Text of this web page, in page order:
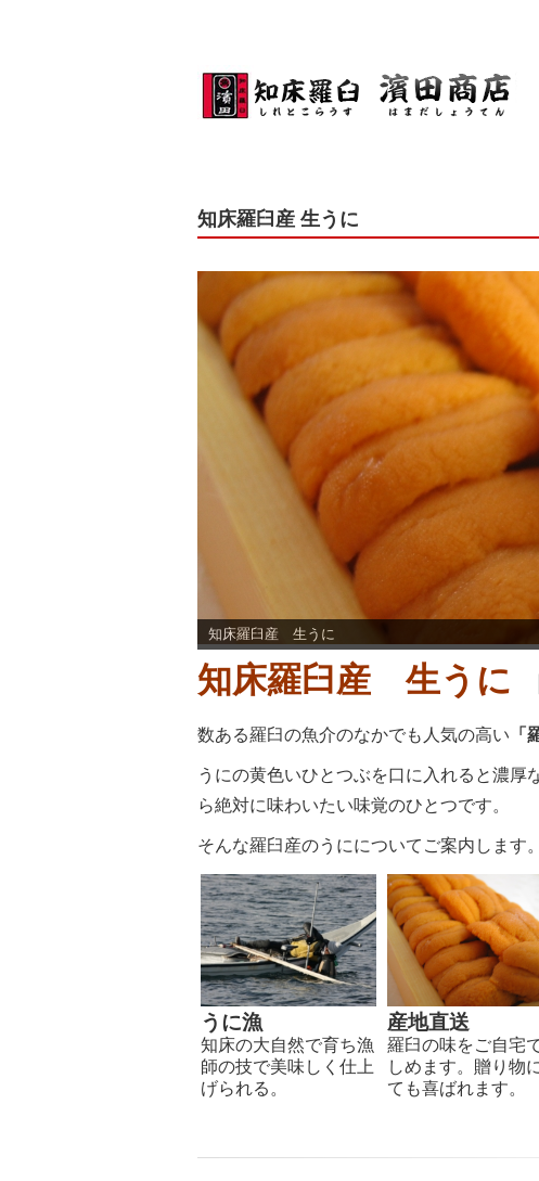
知床羅臼産 生うに
知床羅臼産 生うに
知床羅臼産 生うに
数ある羅臼の魚介のなかでも人気の高い 「
うにの黄色いひとつぶを口に入れると濃厚
ら絶対に味わいたい味覚のひとつです。
そんな羅臼産のうにについてご案内します。
うに漁
知床の大自然で育ち漁
師の技で美味しく仕上
げられる。
産地直送
羅臼の味をご自宅
しめます。贈り物
ても喜ばれます。